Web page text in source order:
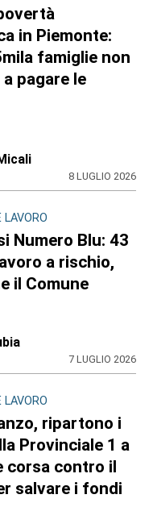
in Piemonte:
famiglie non
pagare le
8 LUGLIO 2026
LAVORO
Numero Blu: 43
a rischio,
il Comune
7 LUGLIO 2026
LAVORO
ripartono i
Provinciale 1 a
corsa contro il
salvare i fondi